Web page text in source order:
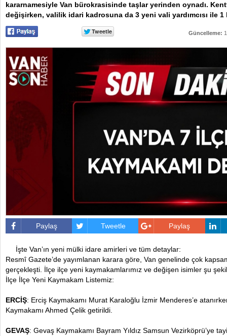
kararnamesiyle Van bürokrasisinde taşlar yerinden oynadı.
değişirken, valilik idari kadrosuna da 3 yeni vali yardımcısı ile
Güncelleme:
Paylaş Tweetle Paylaş
İşte Van’ın yeni mülki idare amirleri ve tüm detaylar:
Resmî Gazete’de yayımlanan karara göre, Van genelinde çok
gerçekleşti. İlçe ilçe yeni kaymakamlarımız ve değişen isimler şu
İlçe İlçe Yeni Kaymakam Listemiz:
ERCİŞ: Erciş Kaymakamı Murat Karaloğlu İzmir Menderes’e
Kaymakamı Ahmed Çelik getirildi.
GEVAŞ: Gevaş Kaymakamı Bayram Yıldız Samsun Vezirköprü’ye